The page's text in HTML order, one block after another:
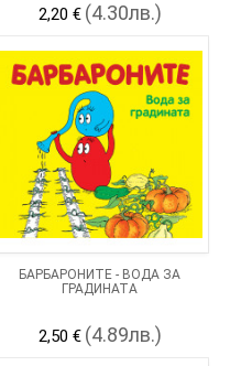
2,20 € (4.30лв.)
БАРБАРОНИТЕ - ВОДА ЗА
ГРАДИНАТА
2,50 € (4.89лв.)